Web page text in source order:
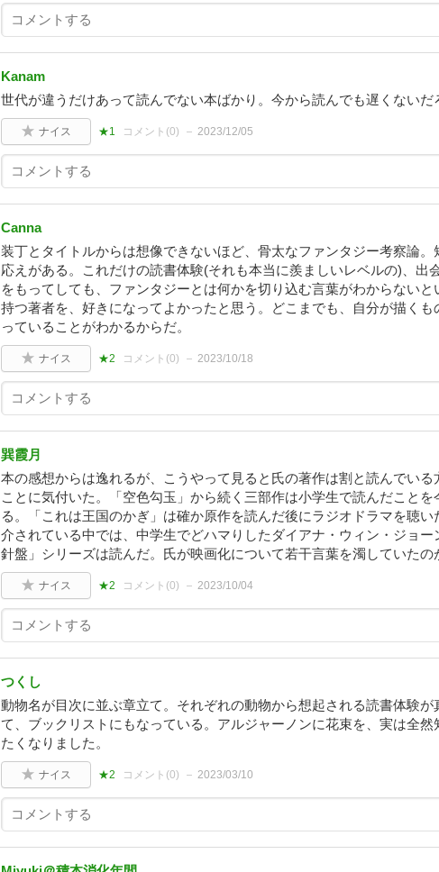
Kanam
世代が違うだけあって読んでない本ばかり。今から読んでも遅くない
ナイス ★1 コメント(0) 2023/12/05
Canna
装丁とタイトルからは想像できないほど、骨太なファンタジー考察論。
応えがある。これだけの読書体験(それも本当に羨ましいレベルの)、出
をもってしても、ファンタジーとは何かを切り込む言葉がわからないと
持つ著者を、好きになってよかったと思う。どこまでも、自分が描くも
っていることがわかるからだ。
ナイス ★2 コメント(0) 2023/10/18
巽霞月
本の感想からは逸れるが、こうやって見ると氏の著作は割と読んでいる
ことに気付いた。「空色勾玉」から続く三部作は小学生で読んだことを
る。「これは王国のかぎ」は確か原作を読んだ後にラジオドラマを聴い
介されている中では、中学生でどハマりしたダイアナ・ウィン・ジョー
針盤」シリーズは読んだ。氏が映画化について若干言葉を濁していたの
ナイス ★2 コメント(0) 2023/10/04
つくし
動物名が目次に並ぶ章立て。それぞれの動物から想起される読書体験が
て、ブックリストにもなっている。アルジャーノンに花束を、実は全然
たくなりました。
ナイス ★2 コメント(0) 2023/03/10